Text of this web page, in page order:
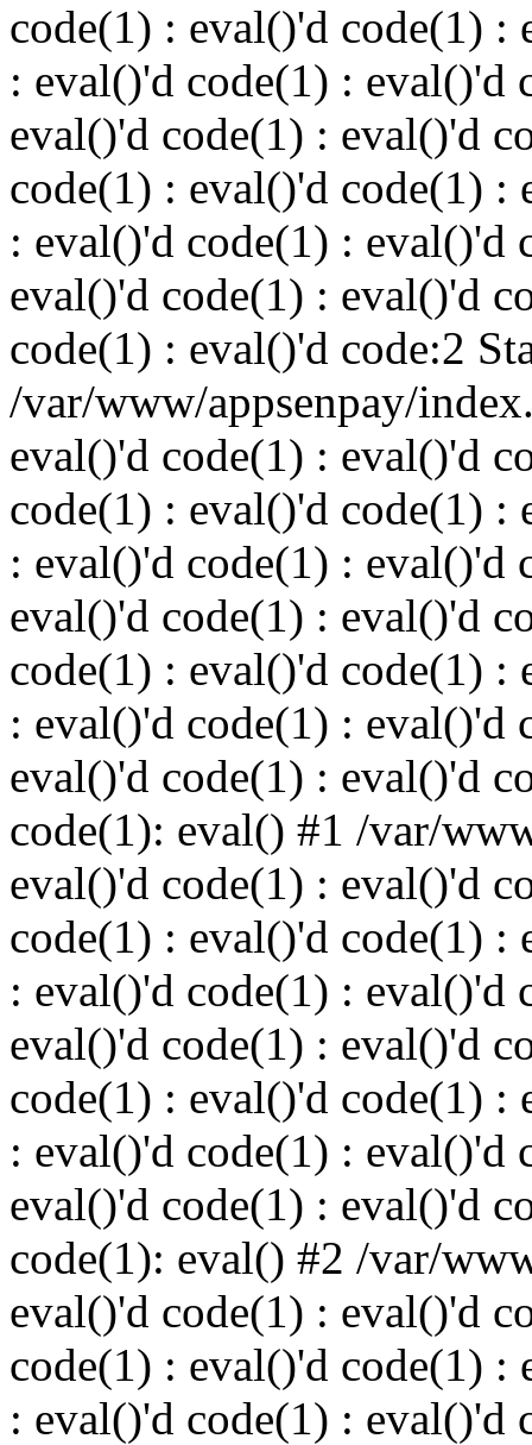
code(1) : eval()'d code(1) :
: eval()'d code(1) : eval()'d
eval()'d code(1) : eval()'d
code(1) : eval()'d code(1) :
: eval()'d code(1) : eval()'d
eval()'d code(1) : eval()'d
code(1) : eval()'d code:2
/var/www/appsenpay/
eval()'d code(1) : eval()'d
code(1) : eval()'d code(1) :
: eval()'d code(1) : eval()'d
eval()'d code(1) : eval()'d
code(1) : eval()'d code(1) :
: eval()'d code(1) : eval()'d
eval()'d code(1) : eval()'d
code(1): eval() #1 /var/
eval()'d code(1) : eval()'d
code(1) : eval()'d code(1) :
: eval()'d code(1) : eval()'d
eval()'d code(1) : eval()'d
code(1) : eval()'d code(1) :
: eval()'d code(1) : eval()'d
eval()'d code(1) : eval()'d
code(1): eval() #2 /var/
eval()'d code(1) : eval()'d
code(1) : eval()'d code(1) :
: eval()'d code(1) : eval()'d